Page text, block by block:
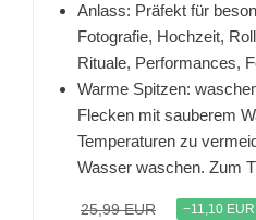
Anlass: Präfekt für
Fotografie, Hochzeit,
Rituale, Performances,
Warme Spitzen:
Flecken mit sauberem
Temperaturen zu
Wasser waschen. Zum
25,99 EUR −11,10 EUR